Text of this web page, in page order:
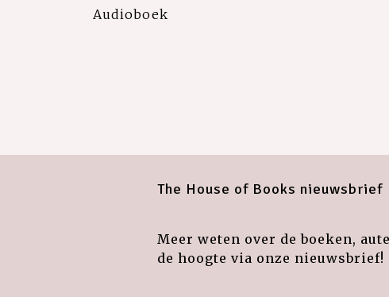
Audioboek
The House of Books nieuwsbrief
Meer weten over de boeken,
de hoogte via onze nieuwsbrief!